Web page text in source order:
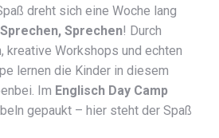
dreht sich eine Woche lang
Sprechen! Durch
kreative Workshops und echten
lernen die Kinder in diesem
Im Englisch Day Camp
gepaukt – hier steht der Spaß